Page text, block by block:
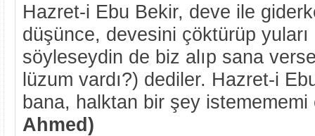
Hazret-i Ebu Bekir, deve ile
düşünce, devesini çöktürüp
söyleseydin de biz alıp sana
lüzum vardı?) dediler. Hazret-i
bana, halktan bir şey
Ahmed)